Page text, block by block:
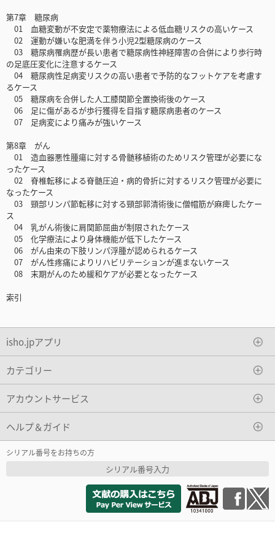
第7章 糖尿病
01 血糖変動が不安定で薬物療法による低血糖リスクの高いケース
02 運動が嫌いな肥満を伴う小児2型糖尿病のケース
03 糖尿病罹病歴が長い患者で糖尿病性神経障害の合併により歩行時
の足底圧変化に注意するケース
04 糖尿病性足病変リスクの高い患者で予防的なフットケアを考慮す
るケース
05 糖尿病を合併した人工膝関節全置換術後のケース
06 足に傷があるが歩行獲得を目指す糖尿病患者のケース
07 足病変により痛みが強いケース
第8章 がん
01 造血器悪性腫瘍に対する骨髄移植術のためリスク管理が必要にな
ったケース
02 脊椎転移による脊髄圧迫・病的骨折に対するリスク管理が必要に
なったケース
03 頸部リンパ節転移に対する頸部郭清術後に僧帽筋が麻痺したケー
ス
04 乳がん術後に肩関節屈曲が制限されたケース
05 化学療法により身体機能が低下したケース
06 がん由来の下肢リンパ浮腫が認められるケース
07 がん性疼痛によりリハビリテーションが進まないケース
08 末期がんのため緩和ケアが必要となったケース
索引
isho.jpアプリ
カテゴリー
アカウントサービス
ヘルプ＆ガイド
シリアル番号をお持ちの方
シリアル番号入力